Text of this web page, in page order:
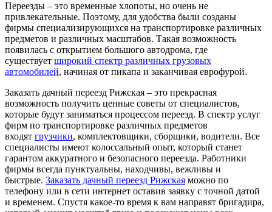
Переезды – это временные хлопоты, но очень не
привлекательные. Поэтому, для удобства были созданы
фирмы специализирующихся на транспортировке различных
предметов и различных масштабов. Такая возможность
появилась с открытием большого автодрома, где
существует широкий спектр различных грузовых
автомобилей, начиная от пикапа и заканчивая еврофурой.
Заказать дачный переезд Рижская – это прекрасная
возможность получить ценные советы от специалистов,
которые будут заниматься процессом переезд. В спектр услуг
фирм по транспортировке различных предметов
входят грузчики, комплектовщики, сборщики, водители. Все
специалисты имеют колоссальный опыт, который станет
гарантом аккуратного и безопасного переезда. Работники
фирмы всегда пунктуальны, находчивы, вежливы и
быстрые. Заказать дачный переезд Рижская можно по
телефону или в сети интернет оставив заявку с точной датой
и временем. Спустя какое-то время к вам направят бригадира,